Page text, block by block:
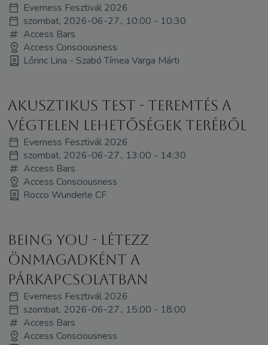
Everness Fesztivál 2026
szombat, 2026-06-27., 10:00 - 10:30
Access Bars
Access Consciousness
Lőrinc Lina - Szabó Tímea Varga Márti
Akusztikus Test - Teremtés a
végtelen lehetőségek teréből
Everness Fesztivál 2026
szombat, 2026-06-27., 13:00 - 14:30
Access Bars
Access Consciousness
Rocco Wunderle CF
Being You - Létezz
Önmagadként a
párkapcsolatban
Everness Fesztivál 2026
szombat, 2026-06-27., 15:00 - 18:00
Access Bars
Access Consciousness